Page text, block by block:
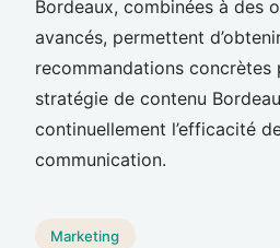
Bordeaux, combinées à des
avancés, permettent
recommandations concrètes
stratégie de contenu
continuellement l’efficacité
communication.
Marketing